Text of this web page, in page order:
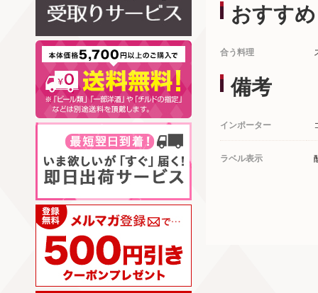
おすすめ
合う料理
備考
インポーター
ラベル表示